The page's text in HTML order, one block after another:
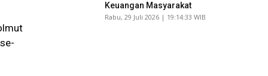
Keuangan Masyarakat
Rabu, 29 Juli 2026 | 19:14:33 WIB